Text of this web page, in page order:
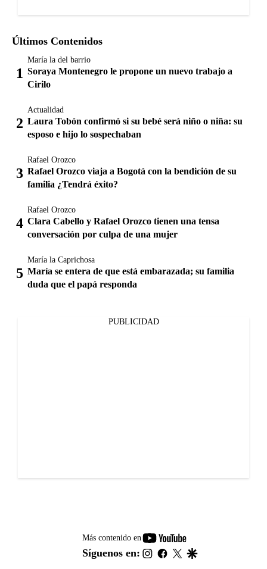
Últimos Contenidos
María la del barrio
Soraya Montenegro le propone un nuevo trabajo a
Cirilo
Actualidad
Laura Tobón confirmó si su bebé será niño o niña: su
esposo e hijo lo sospechaban
Rafael Orozco
Rafael Orozco viaja a Bogotá con la bendición de su
familia ¿Tendrá éxito?
Rafael Orozco
Clara Cabello y Rafael Orozco tienen una tensa
conversación por culpa de una mujer
María la Caprichosa
María se entera de que está embarazada; su familia
duda que el papá responda
PUBLICIDAD
Más contenido en
youtube-
footer
Síguenos en: instagram
facebook
twitter